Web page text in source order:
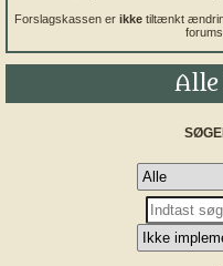
Forslagskassen er ikketiltænkt